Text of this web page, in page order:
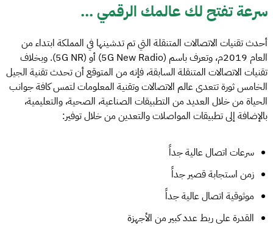
سرعة تفتح لك عالمك الرقمي ...
أحدث تقنيات الاتصالات المتنقلة التي تم تدشينها في المملكة ابتداء من
العام 2019م، وتعرف باسم (5G New Radio) أو (5G NR). وبخلاف
تقنيات الاتصالات المتنقلة السابقة، فإنه من المتوقع أن تحدث تقنية الجيل
الخامس ثورة تتعدى عالم الاتصالات وتقنية المعلومات لتمس كافة جوانب
الحياة من خلال العديد من التطبيقات الصناعية، الصحية، والتعليمية،
بالإضافة إلى تطبيقات المواصلات والتعدين من خلال توفير:
سرعات اتصال عالية جداً
زمن استجابة قصير جداً
موثوقية اتصال عالية جداً
القدرة على ربط عدد كبير من الأجهزة